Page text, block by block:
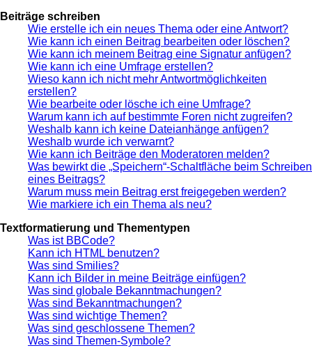
Beiträge schreiben
Wie erstelle ich ein neues Thema oder eine Antwort?
Wie kann ich einen Beitrag bearbeiten oder löschen?
Wie kann ich meinem Beitrag eine Signatur anfügen?
Wie kann ich eine Umfrage erstellen?
Wieso kann ich nicht mehr Antwortmöglichkeiten
erstellen?
Wie bearbeite oder lösche ich eine Umfrage?
Warum kann ich auf bestimmte Foren nicht zugreifen?
Weshalb kann ich keine Dateianhänge anfügen?
Weshalb wurde ich verwarnt?
Wie kann ich Beiträge den Moderatoren melden?
Was bewirkt die „Speichern“-Schaltfläche beim Schreiben
eines Beitrags?
Warum muss mein Beitrag erst freigegeben werden?
Wie markiere ich ein Thema als neu?
Textformatierung und Thementypen
Was ist BBCode?
Kann ich HTML benutzen?
Was sind Smilies?
Kann ich Bilder in meine Beiträge einfügen?
Was sind globale Bekanntmachungen?
Was sind Bekanntmachungen?
Was sind wichtige Themen?
Was sind geschlossene Themen?
Was sind Themen-Symbole?